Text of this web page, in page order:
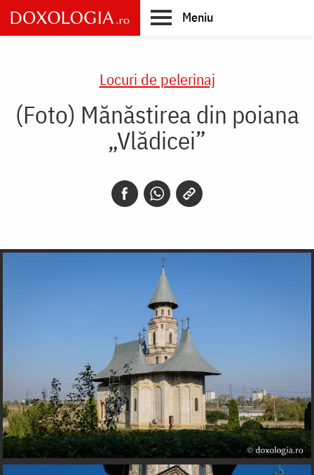
Skip
to
main
Meniu
Locuri de pelerinaj
(Foto) Mănăstirea din poiana
„Vlădicei”